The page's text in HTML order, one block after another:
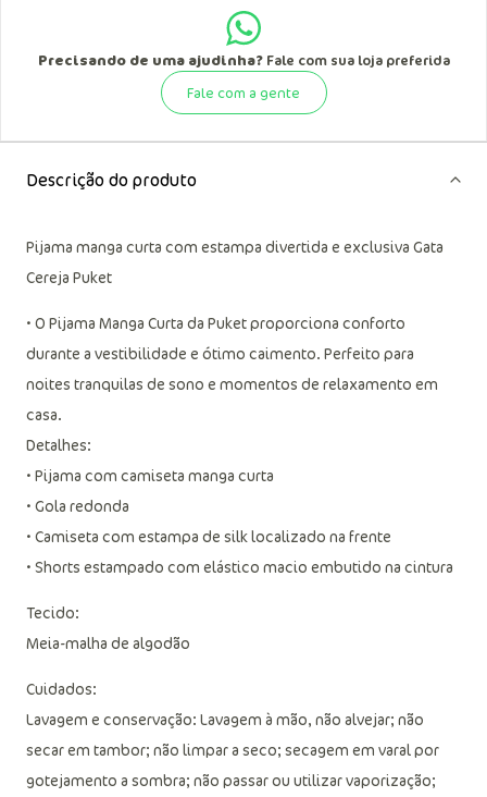
Precisando de uma ajudinha?Fale com sua loja preferida
Fale com a gente
Descrição do produto
Pijama manga curta com estampa divertida e exclusiva Gata
Cereja Puket
• O Pijama Manga Curta da Puket proporciona conforto
durante a vestibilidade e ótimo caimento. Perfeito para
noites tranquilas de sono e momentos de relaxamento em
casa.
Detalhes:
• Pijama com camiseta manga curta
• Gola redonda
• Camiseta com estampa de silk localizado na frente
• Shorts estampado com elástico macio embutido na cintura
Tecido:
Meia-malha de algodão
Cuidados:
Lavagem e conservação: Lavagem à mão, não alvejar; não
secar em tambor; não limpar a seco; secagem em varal por
gotejamento a sombra; não passar ou utilizar vaporização;